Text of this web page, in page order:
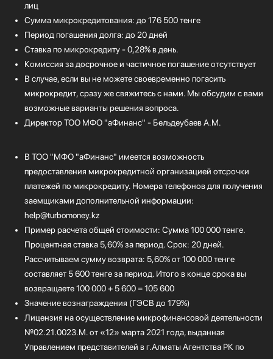
лиц
Сумма микрокредитования: до 176 500 тенге
Период погашения долга: до 20 дней
Ставка по микрокредиту - 0,28% в день.
Комиссия за досрочное и частичное погашение отсутствует
В случае, если вы не можете своевременно погасить
микрокредит, сразу же свяжитесь с нами. Мы обсудим с вами
возможные варианты решения вопроса.
Директор ТОО МФО "аФинанс" - Бельдеубаев А.М.
В ТОО "МФО "аФинанс" имеется возможность
предоставления микрокредитной организацией отсрочки
платежей по микрокредиту. Номера телефонов для получения
заемщиками дополнительной информации:
help@turbomoney.kz
Пример расчета общей стоимости: Сумма 100 000 тенге.
Процентная ставка 5,60% за период. Срок: 20 дней.
Рассчитываем сумму возврата: 5,60% от 100 000 тенге
составляет 5 600 тенге за период. Итого в конце срока вы
возвращаете 100 000 + 5 600 = 105 600
Значение вознаграждения (ГЭСВ до 179%)
Лицензия на осуществление микрофинансовой деятельности
№02.21.0023.М. от «12» марта 2021 года, выданная
Управлением представителей в г.Алматы Агентства РК по